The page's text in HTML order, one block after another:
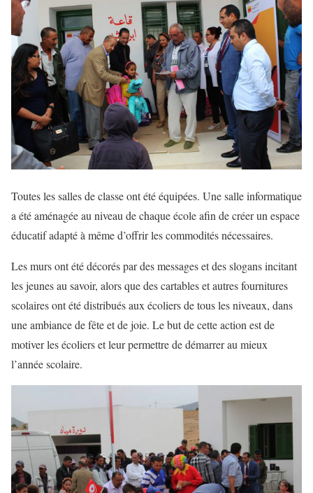
Toutes les salles de classe ont été équipées. Une salle informatique
a été aménagée au niveau de chaque école afin de créer un espace
éducatif adapté à même d’offrir les commodités nécessaires.
Les murs ont été décorés par des messages et des slogans incitant
les jeunes au savoir, alors que des cartables et autres fournitures
scolaires ont été distribués aux écoliers de tous les niveaux, dans
une ambiance de fête et de joie. Le but de cette action est de
motiver les écoliers et leur permettre de démarrer au mieux
l’année scolaire.